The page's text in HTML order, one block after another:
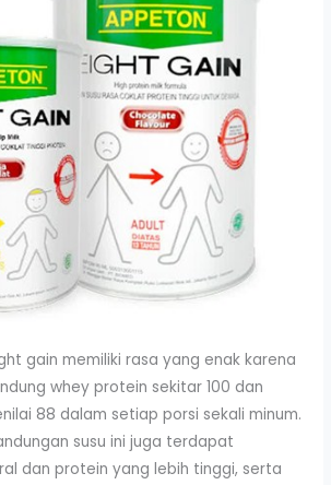
gain memiliki rasa yang enak karena
whey protein sekitar 100 dan
88 dalam setiap porsi sekali minum.
susu ini juga terdapat
dan protein yang lebih tinggi, serta